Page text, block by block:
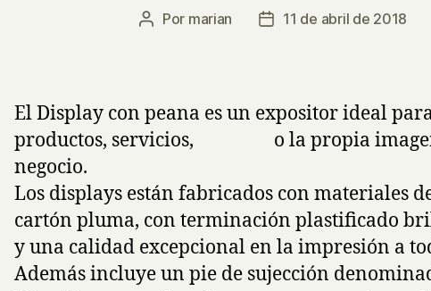
Autor
Por marian
Fecha11 de abril de 2018
El Display con peana es un expositor ideal
productos, servicios, o la propia
negocio.
Los displays están fabricados con materiales
cartón pluma, con terminación plastificado
y una calidad excepcional en la impresión a
Además incluye un pie de sujección